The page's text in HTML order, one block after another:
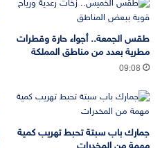
طقس الجمعة.. أجواء حارة وقطرات
مطرية بعدد من مناطق المملكة
09:08
جمارك باب سبتة تحبط تهريب كمية